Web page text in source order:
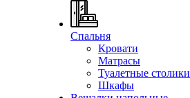
Спальня
Кровати
Матрасы
Туалетные столики
Шкафы